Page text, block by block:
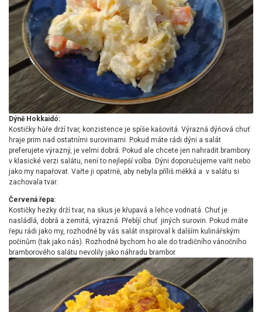
Dýně Hokkaidó:
Kostičky hůře drží tvar, konzistence je spíše kašovitá. Výrazná dýňová chuť
hraje prim nad ostatními surovinami. Pokud máte rádi dýni a salát
preferujete výrazný, je velmi dobrá. Pokud ale chcete jen nahradit brambory
v klasické verzi salátu, není to nejlepší volba. Dýni doporučujeme vařit nebo
jako my napařovat. Vařte ji opatrně, aby nebyla příliš měkká a v salátu si
zachovala tvar.
Červená řepa:
Kostičky hezky drží tvar, na skus je křupavá a lehce vodnatá. Chuť je
nasládlá, dobrá a zemitá, výrazná. Přebíjí chuť jiných surovin. Pokud máte
řepu rádi jako my, rozhodně by vás salát inspiroval k dalším kulinářským
počinům (tak jako nás). Rozhodně bychom ho ale do tradičního vánočního
bramborového salátu nevolily jako náhradu brambor.